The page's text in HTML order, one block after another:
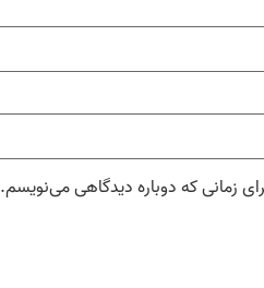
زمانی که دوباره دیدگاهی می‌نویسم.